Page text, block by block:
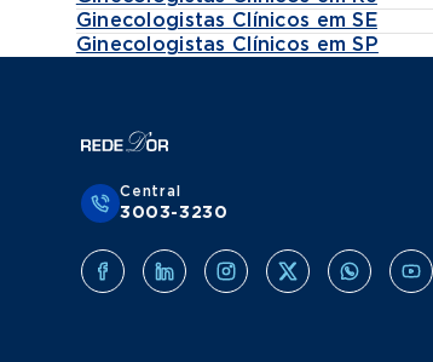
Ginecologistas Clínicos em SE
Ginecologistas Clínicos em SP
Central
3003-3230